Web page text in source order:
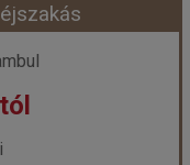
| 6 éj
tól